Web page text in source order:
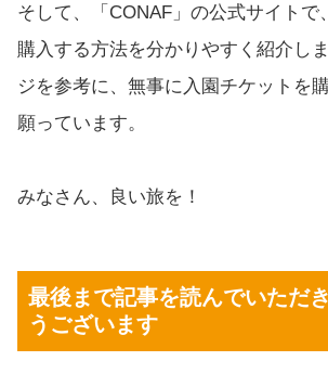
そして、「CONAF」の公式サイトで
購入する方法を分かりやすく紹介し
ジを参考に、無事に入園チケットを
願っています。
みなさん、良い旅を！
最後まで記事を読んでいただ
うございます